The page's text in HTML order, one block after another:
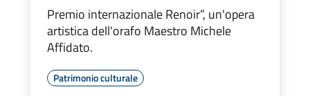
Premio internazionale Renoir”, un'opera
artistica dell'orafo Maestro Michele
Affidato.
Patrimonio culturale